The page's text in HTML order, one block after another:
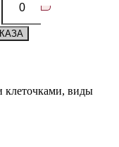
клеточками, виды